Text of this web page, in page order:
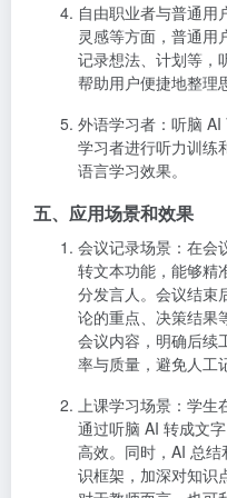
自由职业者与普通用
灵感等方面，普通用
记录想法、计划等，
帮助用户便捷地整理
外语学习者 ：听脑
学习者进行听力训练
语言学习效果。
五、应用场景和效果
会议记录场景 ：在
转文本功能，能够精
分发言人。会议结束
论的重点、决策结果
会议内容，明确后续
率与质量，避免人工
上课学习场景 ：学
通过听脑 AI 转成文
高效。同时，AI 总
识框架，加深对知识